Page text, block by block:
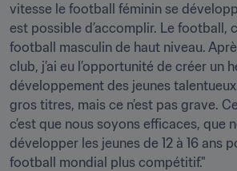
vitesse le football féminin se
est possible d’accomplir. Le football,
football masculin de haut niveau.
club, j’ai eu l’opportunité de créer un
développement des jeunes
gros titres, mais ce n’est pas grave.
c’est que nous soyons efficaces, que
développer les jeunes de 12 à 16 ans
football mondial plus compétitif."